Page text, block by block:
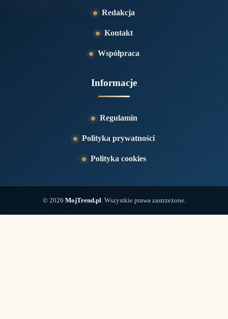
Redakcja
Kontakt
Współpraca
Informacje
Regulamin
Polityka prywatności
Polityka cookies
© 2026 MojTrend.pl . Wszystkie prawa zastrzeżone.